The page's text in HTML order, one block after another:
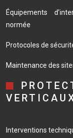
Équipements
normée
Protocoles de
Maintenance des
Interventions